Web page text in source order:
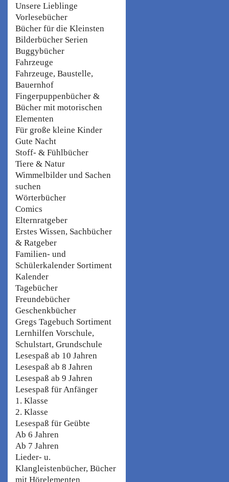
Unsere Lieblinge
Vorlesebücher
Bücher für die Kleinsten
Bilderbücher Serien
Buggybücher
Fahrzeuge
Fahrzeuge, Baustelle,
Bauernhof
Fingerpuppenbücher &
Bücher mit motorischen
Elementen
Für große kleine Kinder
Gute Nacht
Stoff- & Fühlbücher
Tiere & Natur
Wimmelbilder und Sachen
suchen
Wörterbücher
Comics
Elternratgeber
Erstes Wissen, Sachbücher
& Ratgeber
Familien- und
Schülerkalender Sortiment
Kalender
Tagebücher
Freundebücher
Geschenkbücher
Gregs Tagebuch Sortiment
Lernhilfen Vorschule,
Schulstart, Grundschule
Lesespaß ab 10 Jahren
Lesespaß ab 8 Jahren
Lesespaß ab 9 Jahren
Lesespaß für Anfänger
1. Klasse
2. Klasse
Lesespaß für Geübte
Ab 6 Jahren
Ab 7 Jahren
Lieder- u.
Klangleistenbücher, Bücher
mit Hörelementen